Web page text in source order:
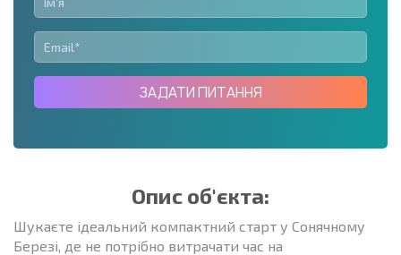
ЗАДАТИ ПИТАННЯ
Опис об'єкта:
Шукаєте ідеальний компактний старт у Сонячному
Березі, де не потрібно витрачати час на